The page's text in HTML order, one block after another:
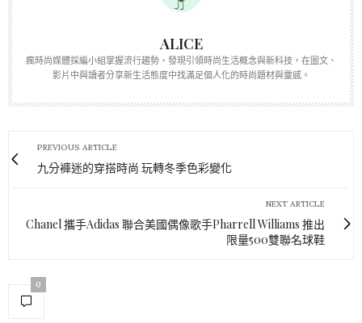
ALICE
瘋時尚媒體採編小組掌握流行趨勢，發現引領時尚生活概念與新科技，在圖文、
影片中與讀者分享新生活態度中找滿足個人化的時尚題材與靈感。
PREVIOUS ARTICLE
九分褲迷的穿搭時尚 玩轉冬季色彩變化
NEXT ARTICLE
Chanel 攜手Adidas 聯合美國偶像歌手Pharrell Williams 推出
限量500雙聯名球鞋
0